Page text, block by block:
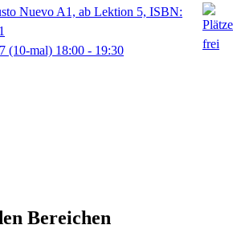
Nuevo A1, ab Lektion 5, ISBN:
(10-mal) 18:00 - 19:30
Bereichen